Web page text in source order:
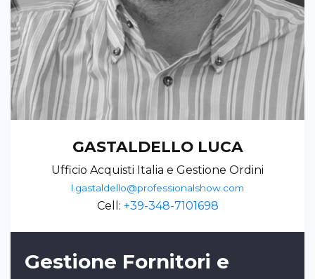
GASTALDELLO LUCA
Ufficio Acquisti Italia e Gestione Ordini
l.gastaldello@professionalshow.com
Cell: +39-348-7101698
Gestione Fornitori e